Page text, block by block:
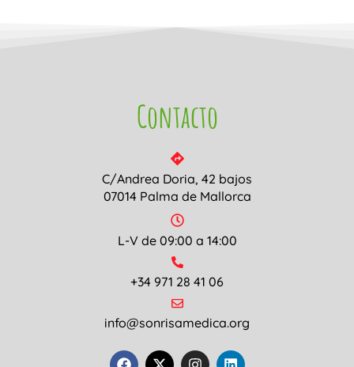
Contacto
C/Andrea Doria, 42 bajos
07014 Palma de Mallorca
L-V de 09:00 a 14:00
+34 971 28 41 06
info@sonrisamedica.org